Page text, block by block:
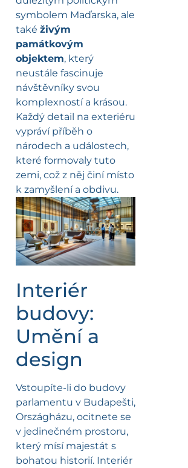
symbolem Maďarska, ale
také živým
památkovým
objektem, který
neustále fascinuje
návštěvníky svou
komplexností a krásou.
Každý detail na exteriéru
vypráví příběh o
národech a událostech,
které formovaly tuto
zemi, což z něj činí místo
k zamyšlení a obdivu.
Interiér
budovy:
Umění a
design
Vstoupíte-li do budovy
parlamentu v Budapešti,
Országházu, ocitnete se
v jedinečném prostoru,
který mísí majestát s
bohatou historií. Interiér